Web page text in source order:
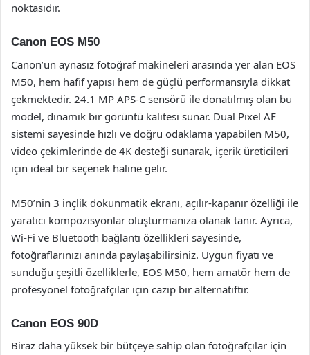
noktasıdır.
Canon EOS M50
Canon’un aynasız fotoğraf makineleri arasında yer alan EOS
M50, hem hafif yapısı hem de güçlü performansıyla dikkat
çekmektedir. 24.1 MP APS-C sensörü ile donatılmış olan bu
model, dinamik bir görüntü kalitesi sunar. Dual Pixel AF
sistemi sayesinde hızlı ve doğru odaklama yapabilen M50,
video çekimlerinde de 4K desteği sunarak, içerik üreticileri
için ideal bir seçenek haline gelir.
M50’nin 3 inçlik dokunmatik ekranı, açılır-kapanır özelliği ile
yaratıcı kompozisyonlar oluşturmanıza olanak tanır. Ayrıca,
Wi-Fi ve Bluetooth bağlantı özellikleri sayesinde,
fotoğraflarınızı anında paylaşabilirsiniz. Uygun fiyatı ve
sunduğu çeşitli özelliklerle, EOS M50, hem amatör hem de
profesyonel fotoğrafçılar için cazip bir alternatiftir.
Canon EOS 90D
Biraz daha yüksek bir bütçeye sahip olan fotoğrafçılar için